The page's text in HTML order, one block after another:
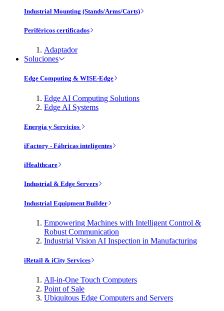
Industrial Mounting (Stands/Arms/Carts)
Periféricos certificados
Adaptador
Soluciones
Edge Computing & WISE-Edge
Edge AI Computing Solutions
Edge AI Systems
Energía y Servicios
iFactory - Fábricas inteligentes
iHealthcare
Industrial & Edge Servers
Industrial Equipment Builder
Empowering Machines with Intelligent Control &
Robust Communication
Industrial Vision AI Inspection in Manufacturing
iRetail & iCity Services
All-in-One Touch Computers
Point of Sale
Ubiquitous Edge Computers and Servers